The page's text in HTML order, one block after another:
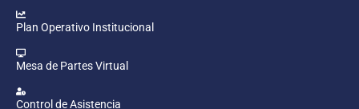
Plan Operativo Institucional
Mesa de Partes Virtual
Control de Asistencia